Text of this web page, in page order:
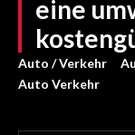
eine
Auto / Verkehr
Auto Verkehr